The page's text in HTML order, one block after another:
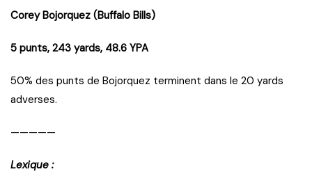
Corey Bojorquez (Buffalo Bills)
5 punts, 243 yards, 48.6 YPA
50% des punts de Bojorquez terminent dans le 20 yards
adverses.
—————
Lexique :